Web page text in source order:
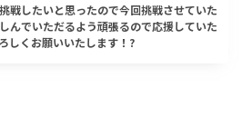
戦したいと思ったので今回挑戦させていた
んでいただるよう頑張るので応援していた
しくお願いいたします！?